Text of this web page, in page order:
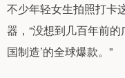
不少年轻女生拍照打卡
器，“没想到几百年前的
国制造’的全球爆款。”